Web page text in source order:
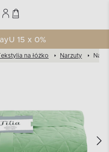
15 x 0%
na łóżko Narzuty